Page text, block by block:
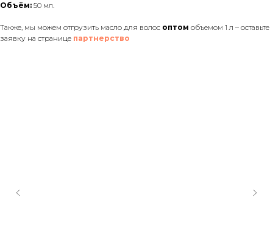
Объём: 50 мл.
Также, мы можем отгрузить масло для волос оптом объемом 1 л – оставьте
заявку на странице партнерство